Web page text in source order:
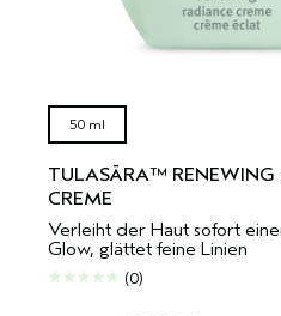
50 ml
TULASĀRA™ RENEWING
CREME
Verleiht der Haut sofort
Glow, glättet feine Linien
(0)